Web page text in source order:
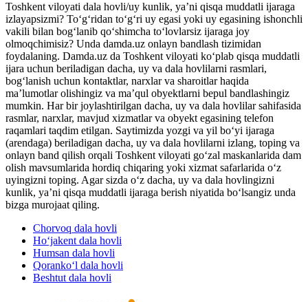
Toshkent viloyati dala hovli/uy kunlik, yaʼni qisqa muddatli ijaraga
izlayapsizmi? To‘g‘ridan to‘g‘ri uy egasi yoki uy egasining ishonchli
vakili bilan bog‘lanib qo‘shimcha to‘lovlarsiz ijaraga joy
olmoqchimisiz? Unda damda.uz onlayn bandlash tizimidan
foydalaning. Damda.uz da Toshkent viloyati ko‘plab qisqa muddatli
ijara uchun beriladigan dacha, uy va dala hovlilarni rasmlari,
bog‘lanish uchun kontaktlar, narxlar va sharoitlar haqida
maʼlumotlar olishingiz va maʼqul obyektlarni bepul bandlashingiz
mumkin. Har bir joylashtirilgan dacha, uy va dala hovlilar sahifasida
rasmlar, narxlar, mavjud xizmatlar va obyekt egasining telefon
raqamlari taqdim etilgan. Saytimizda yozgi va yil bo‘yi ijaraga
(arendaga) beriladigan dacha, uy va dala hovlilarni izlang, toping va
onlayn band qilish orqali Toshkent viloyati go‘zal maskanlarida dam
olish mavsumlarida hordiq chiqaring yoki xizmat safarlarida o‘z
uyingizni toping. Agar sizda o‘z dacha, uy va dala hovlingizni
kunlik, yaʼni qisqa muddatli ijaraga berish niyatida bo‘lsangiz unda
bizga murojaat qiling.
Chorvoq dala hovli
Ho‘jakent dala hovli
Humsan dala hovli
Qoranko‘l dala hovli
Beshtut dala hovli